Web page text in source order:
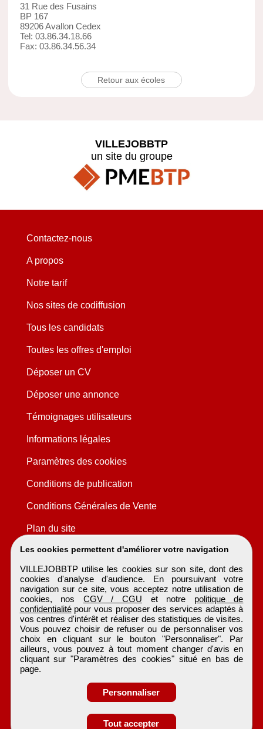
31 Rue des Fusains
BP 167
89206 Avallon Cedex
Tel: 03.86.34.18.66
Fax: 03.86.34.56.34
Retour aux écoles
Les cookies permettent d'améliorer votre navigation
VILLEJOBBTP utilise les cookies sur son site, dont des
cookies d'analyse d'audience. En poursuivant votre
navigation sur ce site, vous acceptez notre utilisation de
cookies, nos CGV / CGU et notre politique de
confidentialitépour vous proposer des services adaptés à
vos centres d'intérêt et réaliser des statistiques de visites.
Vous pouvez choisir de refuser ou de personnaliser vos
choix en cliquant sur le bouton "Personnaliser". Par
ailleurs, vous pouvez à tout moment changer d'avis en
cliquant sur "Paramètres des cookies" situé en bas de
page.
Personnaliser
Tout accepter
VILLEJOBBTP
un site du groupe
Contactez-nous
A propos
Notre tarif
Nos sites de codiffusion
Tous les candidats
Toutes les offres d'emploi
Déposer un CV
Déposer une annonce
Témoignages utilisateurs
Informations légales
Paramètres des cookies
Conditions de publication
Conditions Générales de Vente
Plan du site